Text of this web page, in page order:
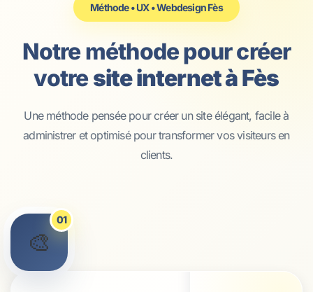
Méthode • UX • Webdesign Fès
Notre méthode pour créer
votresite internet à Fès
Une méthode pensée pour créer un site élégant, facile à
administrer et optimisé pour transformer vos visiteurs en
clients.
🎨
01